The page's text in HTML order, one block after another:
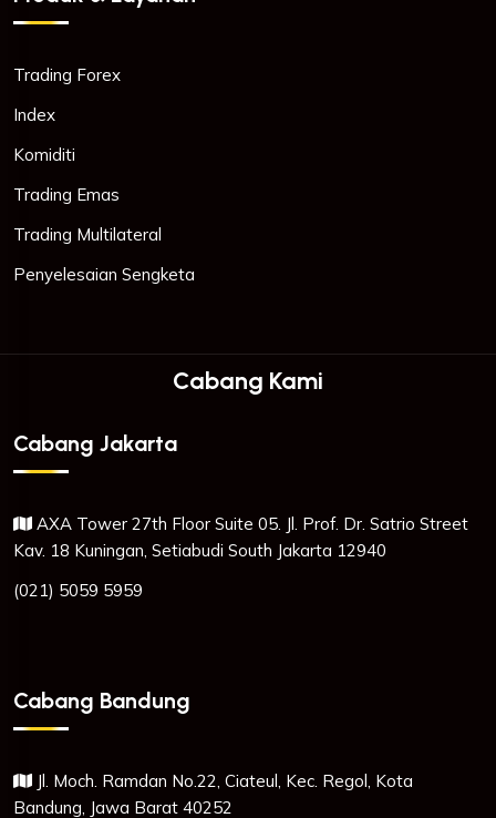
Trading Forex
Index
Komiditi
Trading Emas
Trading Multilateral
Penyelesaian Sengketa
Cabang Kami
Cabang Jakarta
AXA Tower 27th Floor Suite 05. Jl. Prof. Dr. Satrio Street
Kav. 18 Kuningan, Setiabudi South Jakarta 12940
(021) 5059 5959
Cabang Bandung
Jl. Moch. Ramdan No.22, Ciateul, Kec. Regol, Kota
Bandung, Jawa Barat 40252